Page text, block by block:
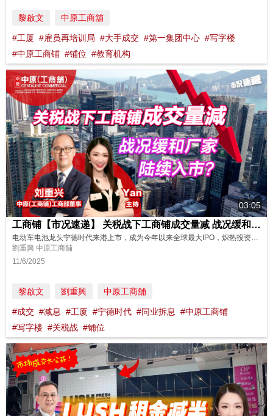
黎啟文 中原工商舖
#工厦 #雇员再培训局 #大手成交 #第一集团中心 #写字楼
#中原工商铺 #铺位 #教育机构
03:05
工商铺【市况速递】 关税战下工商铺成交量减 战况缓和厂家陆续入市？
劉重興 中原工商舖
11/6/2025
黎啟文 劉重興 中原工商舖
#成交 #减息 #工厦 #宁德时代 #同业拆息
#中原工商铺
#写字楼 #关税战 #铺位